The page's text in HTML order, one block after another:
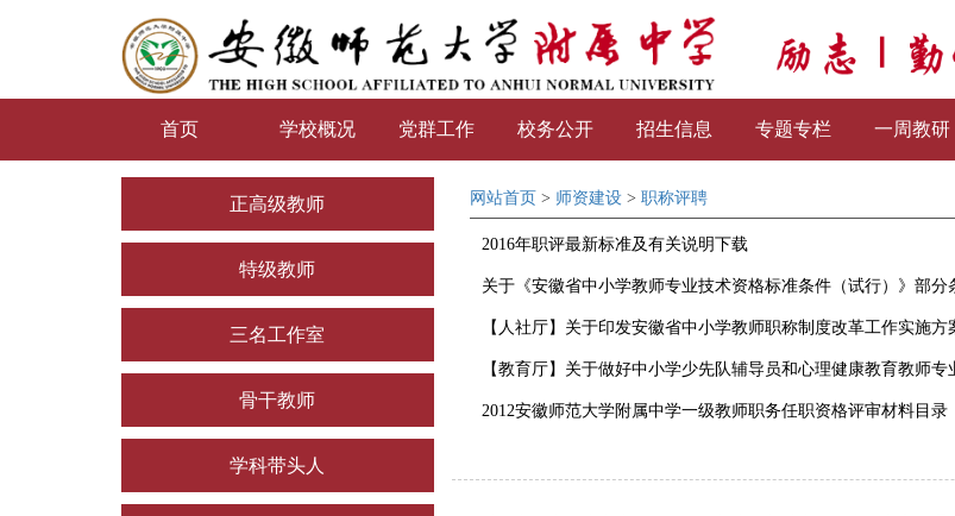
首页 学校概况 党群工作 校务公开 招生信息 专题专栏 一周教研
正高级教师
特级教师
三名工作室
骨干教师
学科带头人
网站首页 > 师资建设> 职称评聘
2016年职评最新标准及有关说明下载
关于《安徽省中小学教师专业技术资格标准条件（试行）》部分
【人社厅】关于印发安徽省中小学教师职称制度改革工作实施方
【教育厅】关于做好中小学少先队辅导员和心理健康教育教师
2012安徽师范大学附属中学一级教师职务任职资格评审材料目录